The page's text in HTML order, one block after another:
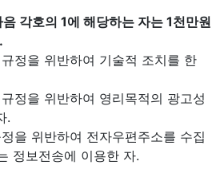
각호의 1에 해당하는 자는 1천만원
정을 위반하여 기술적 조치를 한
정을 위반하여 영리목적의 광고성
.
을 위반하여 전자우편주소를 수집
정보전송에 이용한 자.